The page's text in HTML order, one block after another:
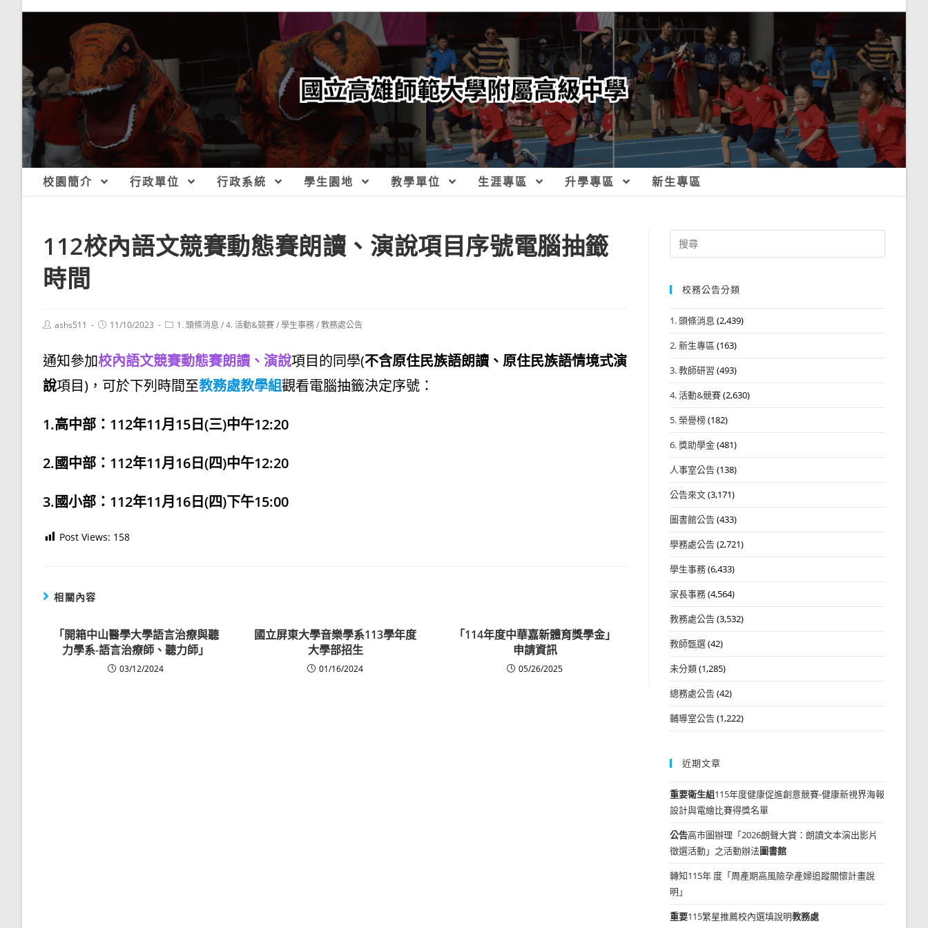
校園簡介 行政單位 行政系統 學生園地 教學單位 生涯專區 升學專區 新生專區
112校內語文競賽動態賽朗讀、演說項目序號電腦抽籤
時間
Postashs511
Post11/10/2023
Post1. 頭條消息 /4. 活動&競賽/學生事務/教務處公告
通知參加校內語文競賽動態賽朗讀、演說項目的同學(不含原住民族語朗讀、原住民族語情境式演
說項目)，可於下列時間至教務處教學組觀看電腦抽籤決定序號：
1.高中部：112年11月15日(三)中午12:20
2.國中部：112年11月16日(四)中午12:20
3.國小部：112年11月16日(四)下午15:00
Post Views: 158
相關內容
「開箱中山醫學大學語言治療與聽
力學系-語言治療師、聽力師」
03/12/2024
國立屏東大學音樂學系113學年度
大學部招生
01/16/2024
「114年度中華嘉新體育獎學金」
申請資訊
05/26/2025
Search
for:
校務公告分類
1. 頭條消息 (2,439)
2. 新生專區 (163)
3. 教師研習 (493)
4. 活動&競賽(2,630)
5. 榮譽榜(182)
6. 獎助學金(481)
人事室公告(138)
公告來文(3,171)
圖書館公告(433)
學務處公告(2,721)
學生事務(6,433)
家長事務(4,564)
教務處公告(3,532)
教師甄選(42)
未分類(1,285)
總務處公告(42)
輔導室公告(1,222)
近期文章
重要衛生組115年度健康促進創意競賽-健康新視界海報
設計與電繪比賽得獎名單
公告高市圖辦理「2026朗聲大賞：朗讀文本演出影片
徵選活動」之活動辦法圖書館
轉知115年 度「周產期高風險孕產婦追蹤關懷計畫說
明」
重要115繁星推薦校內選填說明教務處